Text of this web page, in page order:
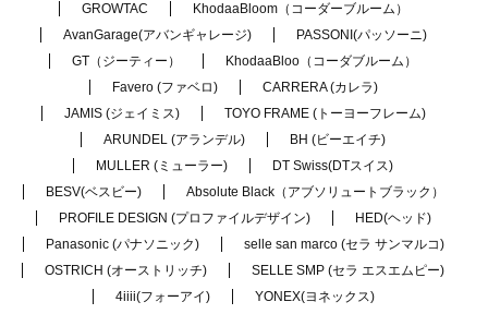
GROWTAC
KhodaaBloom（コーダーブルーム）
AvanGarage(アバンギャレージ)
PASSONI(パッソーニ)
GT（ジーティー）
KhodaaBloo（コーダブルーム）
Favero (ファベロ)
CARRERA (カレラ)
JAMIS (ジェイミス)
TOYO FRAME (トーヨーフレーム)
ARUNDEL (アランデル)
BH (ビーエイチ)
MULLER (ミューラー)
DT Swiss(DTスイス)
BESV(ベスビー)
Absolute Black（アブソリュートブラック）
PROFILE DESIGN (プロファイルデザイン)
HED(ヘッド)
Panasonic (パナソニック)
selle san marco (セラ サンマルコ)
OSTRICH (オーストリッチ)
SELLE SMP (セラ エスエムピー)
4iiii(フォーアイ)
YONEX(ヨネックス)